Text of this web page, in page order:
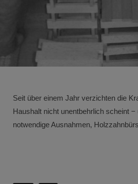
Seit über einem Jahr verzichten die
Haushalt nicht unentbehrlich scheint
notwendige Ausnahmen,